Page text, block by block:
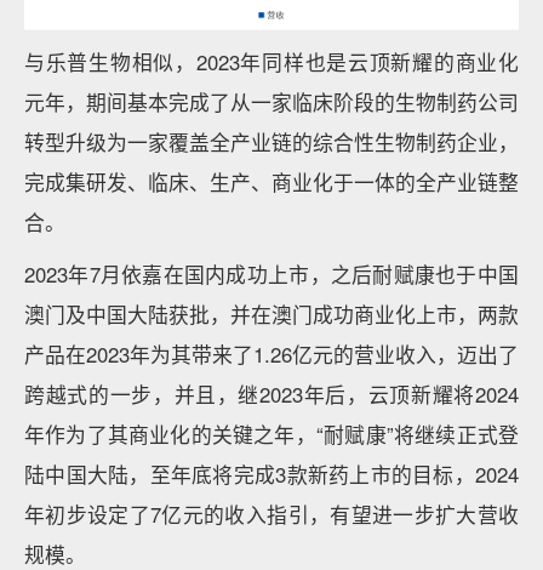
与乐普生物相似，2023年同样也是云顶新耀的商业化
元年，期间基本完成了从一家临床阶段的生物制药公司
转型升级为一家覆盖全产业链的综合性生物制药企业，
完成集研发、临床、生产、商业化于一体的全产业链整
合。
2023年7月依嘉在国内成功上市，之后耐赋康也于中国
澳门及中国大陆获批，并在澳门成功商业化上市，两款
产品在2023年为其带来了1.26亿元的营业收入，迈出了
跨越式的一步，并且，继2023年后，云顶新耀将2024
年作为了其商业化的关键之年，“耐赋康”将继续正式登
陆中国大陆，至年底将完成3款新药上市的目标，2024
年初步设定了7亿元的收入指引，有望进一步扩大营收
规模。